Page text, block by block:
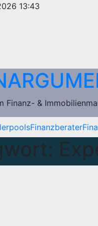
13:43
Finanz- &
Finanzberater